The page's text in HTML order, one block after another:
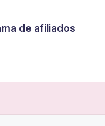
de afiliados